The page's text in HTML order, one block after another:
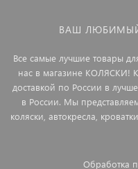
ВАШ
Все самые лучшие товары
нас в магазине КОЛЯСКИ!
доставкой по России в
в России. Мы
коляски, автокресла,
Обработка